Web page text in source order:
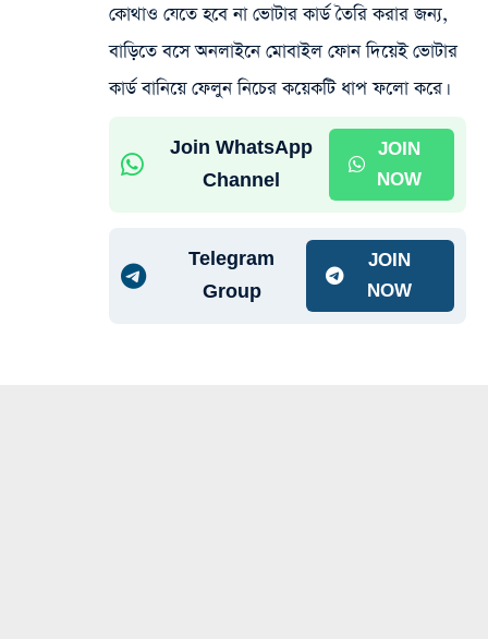
কোথাও যেতে হবে না ভোটার কার্ড তৈরি করার জন্য,
বাড়িতে বসে অনলাইনে মোবাইল ফোন দিয়েই ভোটার
কার্ড বানিয়ে ফেলুন নিচের কয়েকটি ধাপ ফলো করে।
Join WhatsApp
Channel
JOIN
NOW
Telegram
Group
JOIN
NOW